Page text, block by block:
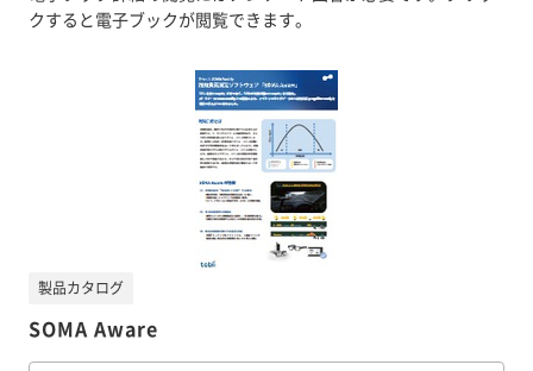
クすると電子ブックが閲覧できます。
SOMA Aware
製品カタログ